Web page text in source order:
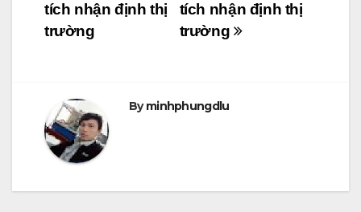
tích nhận định thị
trường
tích nhận định thị
trường
Byminhphungdlu